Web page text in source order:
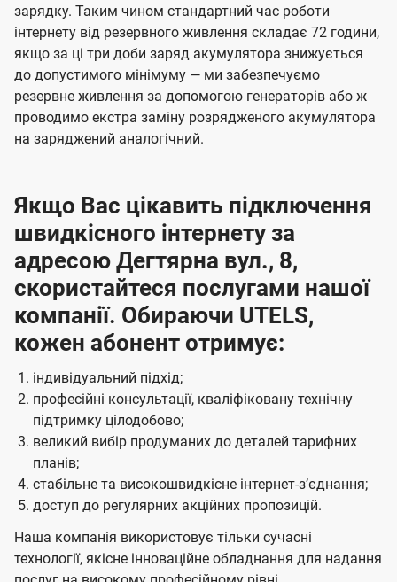
зарядку. Таким чином стандартний час роботи
інтернету від резервного живлення складає 72 години,
якщо за ці три доби заряд акумулятора знижується
до допустимого мінімуму — ми забезпечуємо
резервне живлення за допомогою генераторів або ж
проводимо екстра заміну розрядженого акумулятора
на заряджений аналогічний.
Якщо Вас цікавить підключення
швидкісного інтернету за
адресою Дегтярна вул., 8,
скористайтеся послугами нашої
компанії. Обираючи UTELS,
кожен абонент отримує:
індивідуальний підхід;
професійні консультації, кваліфіковану технічну
підтримку цілодобово;
великий вибір продуманих до деталей тарифних
планів;
стабільне та високошвидкісне інтернет-зʼєднання;
доступ до регулярних акційних пропозицій.
Наша компанія використовує тільки сучасні
технології, якісне інноваційне обладнання для надання